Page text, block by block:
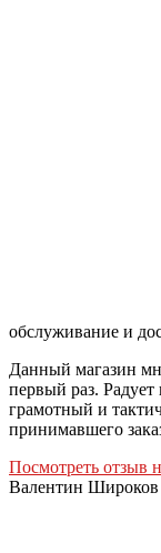
обслуживание и
Данный магазин
первый раз.
грамотный и
принимавшего
Посмотреть отзыв
Валентин Широков